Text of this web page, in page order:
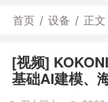
首页 / 设备 / 正文
[视频]
基础AI建模、